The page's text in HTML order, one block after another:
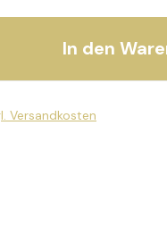
In den
Versandkosten